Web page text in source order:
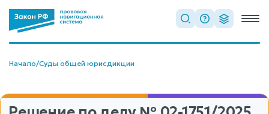
Начало/Суды общей юрисдикции